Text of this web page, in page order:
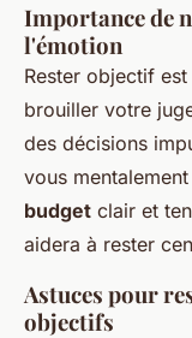
Importance de
l'émotion
Rester objectif
brouiller votre
des décisions
vous
budget clair et
aidera à rester
Astuces pour
objectifs